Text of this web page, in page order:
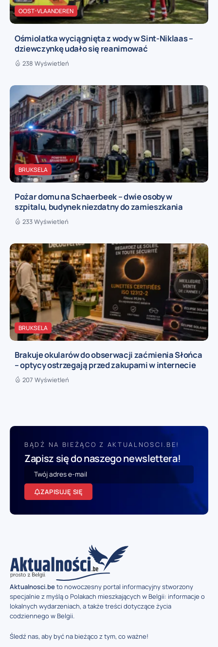
OOST-VLAANDEREN
Ośmiolatka wyciągnięta z wody w Sint-Niklaas –
dziewczynkę udało się reanimować
238 Wyświetleń
BRUKSELA
Pożar domu na Schaerbeek – dwie osoby w
szpitalu, budynek niezdatny do zamieszkania
233 Wyświetleń
BRUKSELA
Brakuje okularów do obserwacji zaćmienia Słońca
– optycy ostrzegają przed zakupami w internecie
207 Wyświetleń
BĄDŹ NA BIEŻĄCO Z AKTUALNOSCI.BE!
Zapisz się do naszego newslettera!
ZAPISUJĘ SIĘ
Aktualnosci.beto nowoczesny portal informacyjny stworzony
specjalnie z myślą o Polakach mieszkających w Belgii: informacje o
lokalnych wydarzeniach, a także treści dotyczące życia
codziennego w Belgii.
Śledź nas, aby być na bieżąco z tym, co ważne!